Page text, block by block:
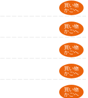
買い物
かごへ
買い物
かごへ
買い物
かごへ
買い物
かごへ
買い物
かごへ